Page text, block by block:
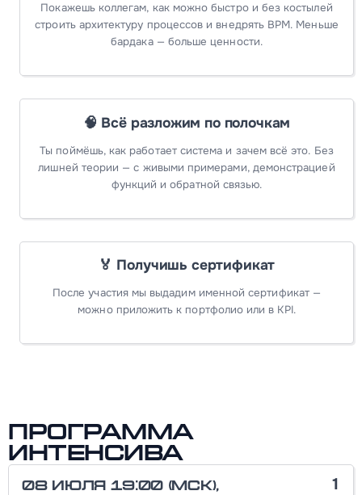
Покажешь коллегам, как можно быстро и без костылей
строить архитектуру процессов и внедрять BPM. Меньше
бардака — больше ценности.
🧠 Всё разложим по полочкам
Ты поймёшь, как работает система и зачем всё это. Без
лишней теории — с живыми примерами, демонстрацией
функций и обратной связью.
🏅 Получишь сертификат
После участия мы выдадим именной сертификат —
можно приложить к портфолио или в KPI.
Программа
интенсива
1
08 июля 19:00 (МСК),